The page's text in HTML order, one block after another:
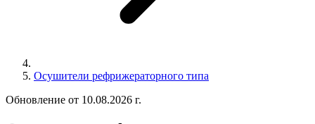
Осушители рефрижераторного типа
Обновление от 10.08.2026 г.